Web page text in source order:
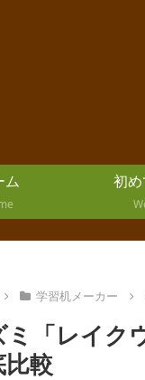
ム
初
学習机メーカー
ミ「レイク
比較